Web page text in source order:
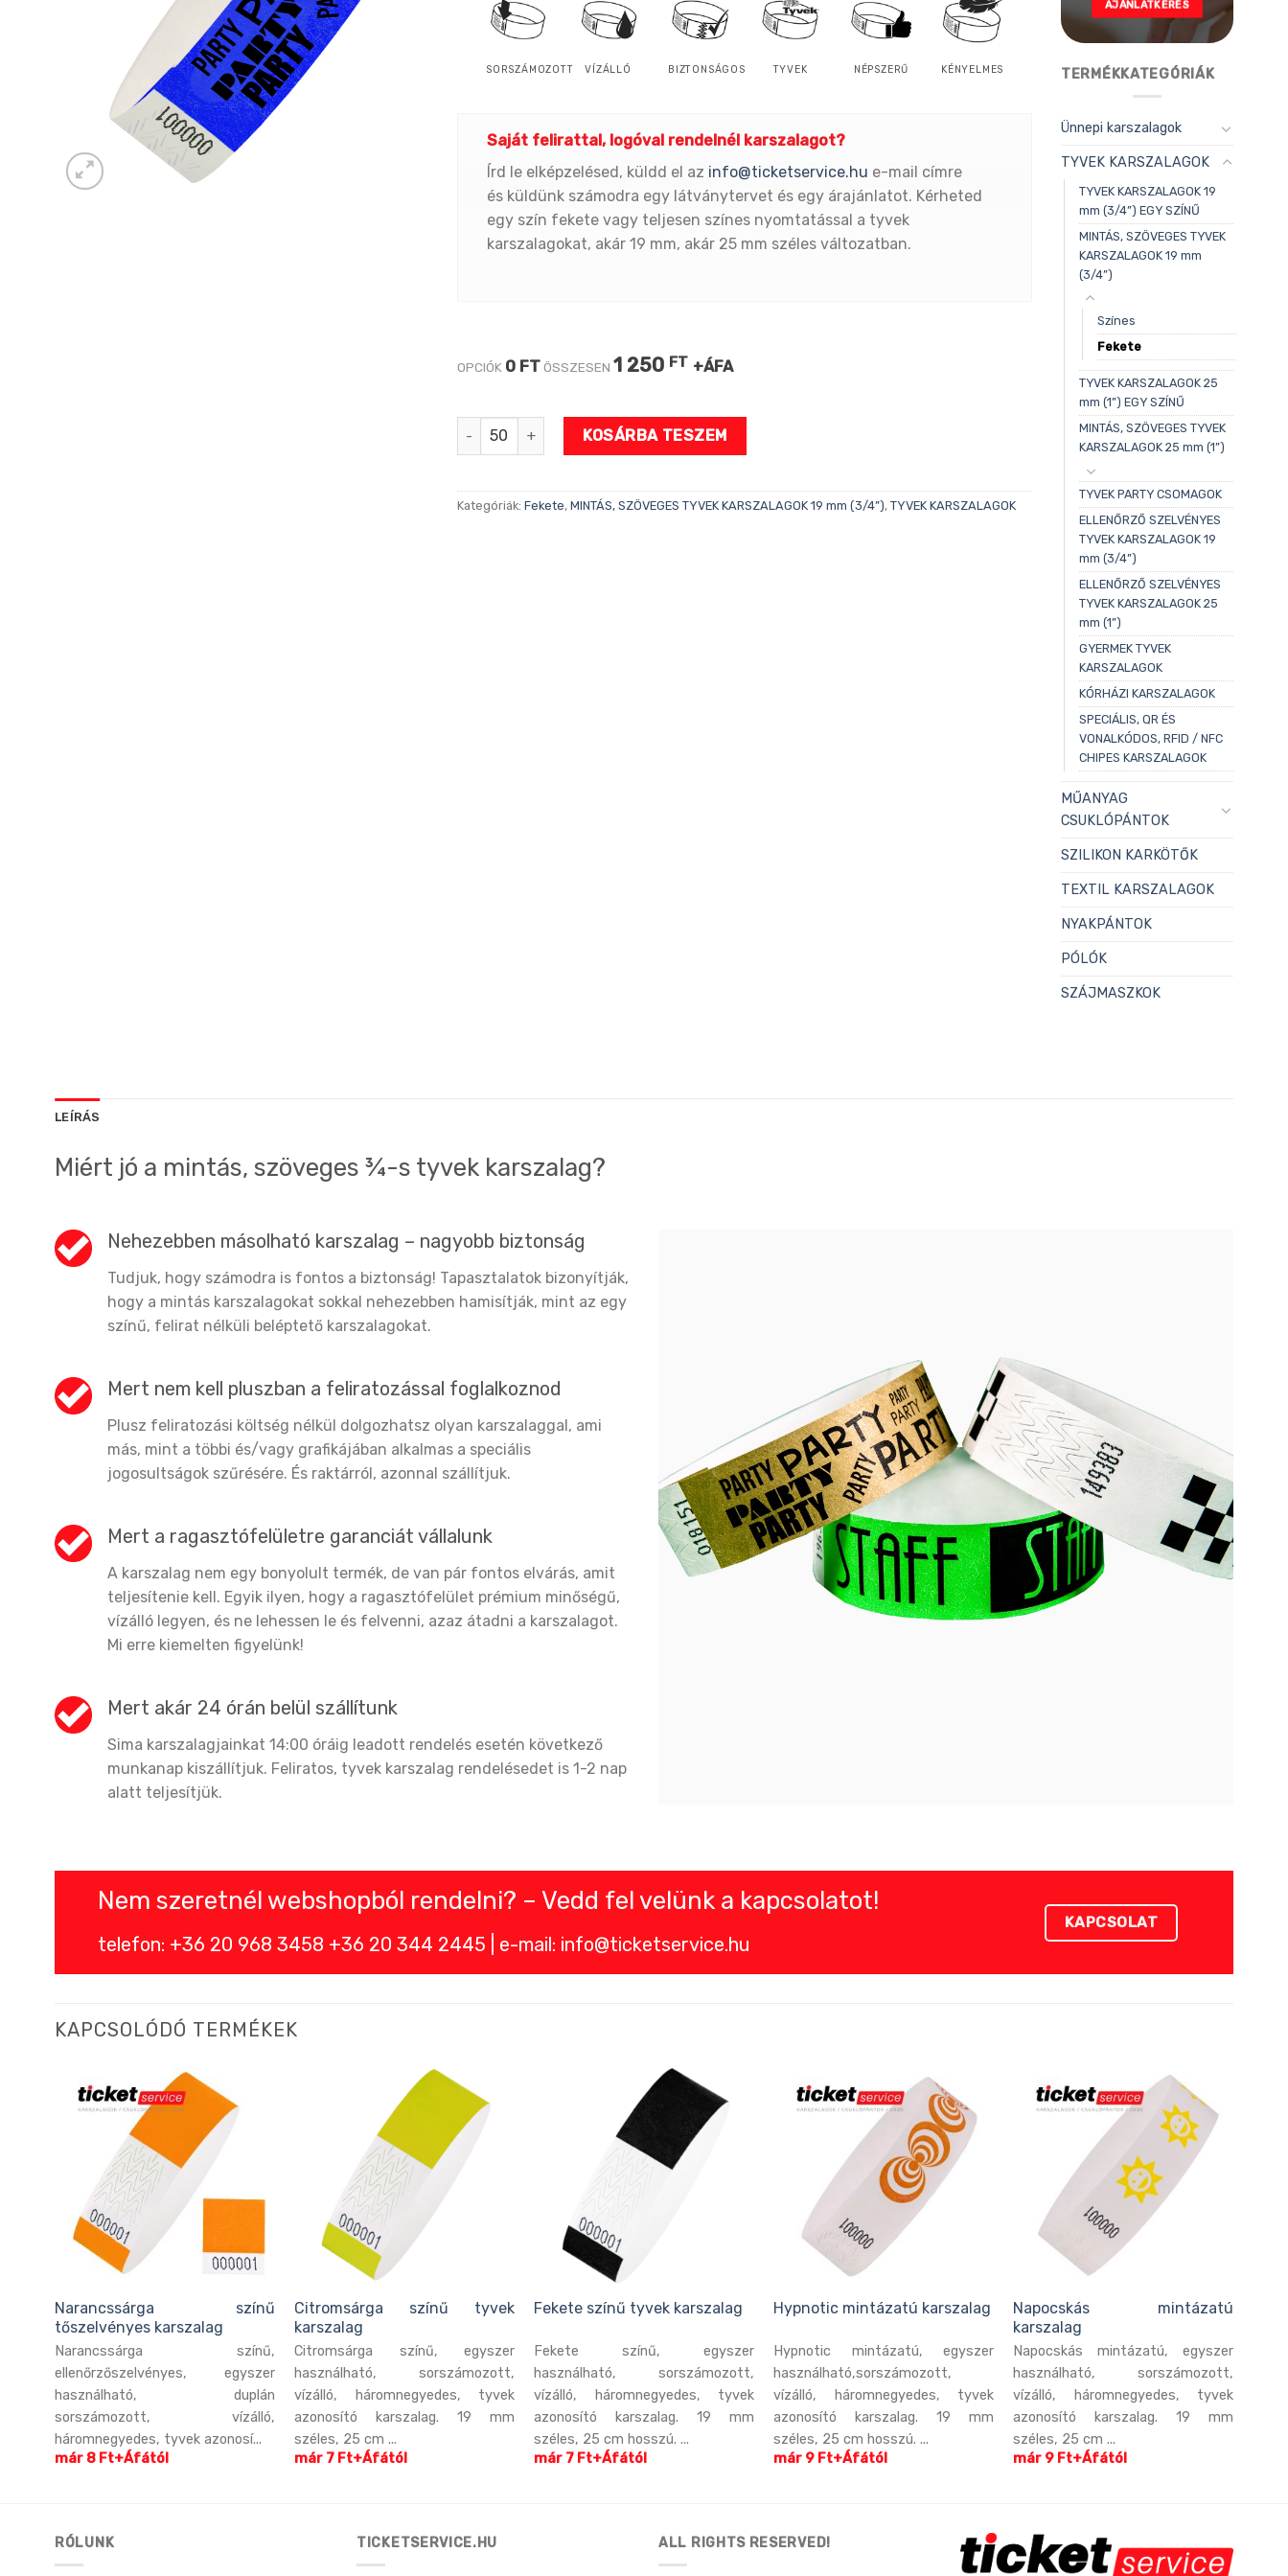
SORSZÁMOZOTT VÍZÁLLÓ BIZTONSÁGOS TYVEK NÉPSZERŰ KÉNYELMES
Saját felirattal, logóval rendelnél karszalagot?
Írd le elképzelésed, küldd el az info@ticketservice.hu e-mail címre
és küldünk számodra egy látványtervet és egy árajánlatot. Kérheted
egy szín fekete vagy teljesen színes nyomtatással a tyvek
karszalagokat, akár 19 mm, akár 25 mm széles változatban.
OPCIÓK 0 FTÖSSZESEN 1 250 FT +ÁFA
PARTY KÉK 3/4" tyvek karszalag mennyiség
KOSÁRBA TESZEM
Kategóriák: Fekete, MINTÁS, SZÖVEGES TYVEK KARSZALAGOK 19 mm (3/4”), TYVEK KARSZALAGOK
AJÁNLATKÉRÉS
TERMÉKKATEGÓRIÁK
Ünnepi karszalagok
TYVEK KARSZALAGOK
TYVEK KARSZALAGOK 19
mm (3/4”) EGY SZÍNŰ
MINTÁS, SZÖVEGES TYVEK
KARSZALAGOK 19 mm
(3/4”)
Színes
Fekete
TYVEK KARSZALAGOK 25
mm (1”) EGY SZÍNŰ
MINTÁS, SZÖVEGES TYVEK
KARSZALAGOK 25 mm (1”)
TYVEK PARTY CSOMAGOK
ELLENŐRZŐ SZELVÉNYES
TYVEK KARSZALAGOK 19
mm (3/4”)
ELLENŐRZŐ SZELVÉNYES
TYVEK KARSZALAGOK 25
mm (1”)
GYERMEK TYVEK
KARSZALAGOK
KÓRHÁZI KARSZALAGOK
SPECIÁLIS, QR ÉS
VONALKÓDOS, RFID / NFC
CHIPES KARSZALAGOK
MŰANYAG
CSUKLÓPÁNTOK
SZILIKON KARKÖTŐK
TEXTIL KARSZALAGOK
NYAKPÁNTOK
PÓLÓK
SZÁJMASZKOK
LEÍRÁS
Miért jó a mintás, szöveges ¾-s tyvek karszalag?
Nehezebben másolható karszalag – nagyobb biztonság
Tudjuk, hogy számodra is fontos a biztonság! Tapasztalatok bizonyítják,
hogy a mintás karszalagokat sokkal nehezebben hamisítják, mint az egy
színű, felirat nélküli beléptető karszalagokat.
Mert nem kell pluszban a feliratozással foglalkoznod
Plusz feliratozási költség nélkül dolgozhatsz olyan karszalaggal, ami
más, mint a többi és/vagy grafikájában alkalmas a speciális
jogosultságok szűrésére. És raktárról, azonnal szállítjuk.
Mert a ragasztófelületre garanciát vállalunk
A karszalag nem egy bonyolult termék, de van pár fontos elvárás, amit
teljesítenie kell. Egyik ilyen, hogy a ragasztófelület prémium minőségű,
vízálló legyen, és ne lehessen le és felvenni, azaz átadni a karszalagot.
Mi erre kiemelten figyelünk!
Mert akár 24 órán belül szállítunk
Sima karszalagjainkat 14:00 óráig leadott rendelés esetén következő
munkanap kiszállítjuk. Feliratos, tyvek karszalag rendelésedet is 1-2 nap
alatt teljesítjük.
Nem szeretnél webshopból rendelni? – Vedd fel velünk a kapcsolatot!
telefon: +36 20 968 3458 +36 20 344 2445 | e-mail: info@ticketservice.hu
KAPCSOLAT
KAPCSOLÓDÓ TERMÉKEK
Narancssárga színű
tőszelvényes karszalag
Narancssárga színű,
ellenőrzőszelvényes, egyszer
használható, duplán
sorszámozott, vízálló,
háromnegyedes, tyvek azonosí...
már 8 Ft+Áfától
Citromsárga színű tyvek
karszalag
Citromsárga színű, egyszer
használható, sorszámozott,
vízálló, háromnegyedes, tyvek
azonosító karszalag. 19 mm
széles, 25 cm ...
már 7 Ft+Áfától
Fekete színű tyvek karszalag
Fekete színű, egyszer
használható, sorszámozott,
vízálló, háromnegyedes, tyvek
azonosító karszalag. 19 mm
széles, 25 cm hosszú. ...
már 7 Ft+Áfától
Hypnotic mintázatú karszalag
Hypnotic mintázatú, egyszer
használható,sorszámozott,
vízálló, háromnegyedes, tyvek
azonosító karszalag. 19 mm
széles, 25 cm hosszú. ...
már 9 Ft+Áfától
Napocskás mintázatú
karszalag
Napocskás mintázatú, egyszer
használható, sorszámozott,
vízálló, háromnegyedes, tyvek
azonosító karszalag. 19 mm
széles, 25 cm ...
már 9 Ft+Áfától
RÓLUNK TICKETSERVICE.HU ALL RIGHTS RESERVED!